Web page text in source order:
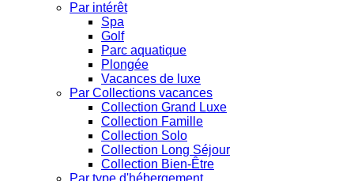
Par intérêt
Spa
Golf
Parc aquatique
Plongée
Vacances de luxe
Par Collections vacances
Collection Grand Luxe
Collection Famille
Collection Solo
Collection Long Séjour
Collection Bien-Être